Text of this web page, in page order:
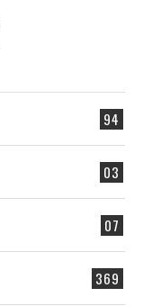
94
03
07
369